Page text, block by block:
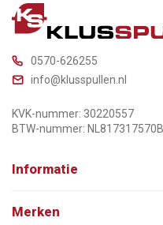
0570-626255
info@klusspullen.nl
KVK-nummer: 30220557
BTW-nummer:
Informatie
Merken